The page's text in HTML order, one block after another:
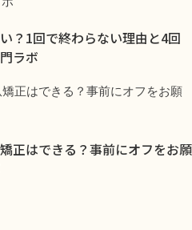
？1回で終わらない理由と4回
ラボ
正はできる？事前にオフをお願